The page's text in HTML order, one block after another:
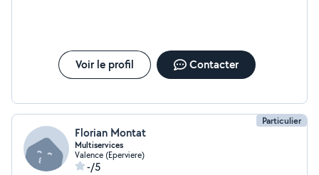
Voir le profil Contacter
Particulier
Florian Montat
Multiservices
Valence (Eperviere)
-/5